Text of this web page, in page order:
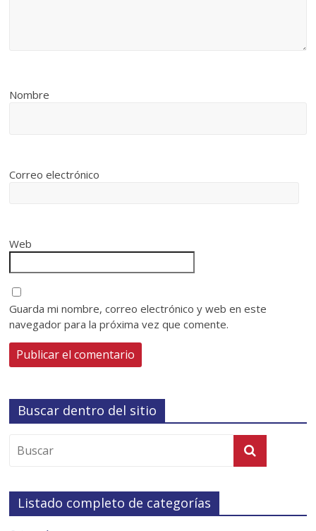
Nombre
Correo electrónico
Web
Guarda mi nombre, correo electrónico y web en este
navegador para la próxima vez que comente.
Buscar dentro del sitio
Listado completo de categorías